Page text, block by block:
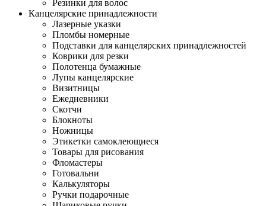
Резинки для волос
Канцелярские принадлежности
Лазерные указки
Пломбы номерные
Подставки для канцелярских принадлежностей
Коврики для резки
Полотенца бумажные
Лупы канцелярские
Визитницы
Ежедневники
Скотчи
Блокноты
Ножницы
Этикетки самоклеющиеся
Товары для рисования
Фломастеры
Готовальни
Калькуляторы
Ручки подарочные